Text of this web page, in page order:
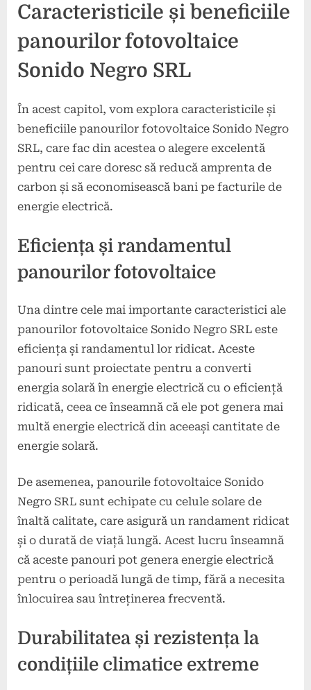
Caracteristicile și beneficiile
panourilor fotovoltaice
Sonido Negro SRL
În acest capitol, vom explora caracteristicile și
beneficiile panourilor fotovoltaice Sonido Negro
SRL, care fac din acestea o alegere excelentă
pentru cei care doresc să reducă amprenta de
carbon și să economisească bani pe facturile de
energie electrică.
Eficiența și randamentul
panourilor fotovoltaice
Una dintre cele mai importante caracteristici ale
panourilor fotovoltaice Sonido Negro SRL este
eficiența și randamentul lor ridicat. Aceste
panouri sunt proiectate pentru a converti
energia solară în energie electrică cu o eficiență
ridicată, ceea ce înseamnă că ele pot genera mai
multă energie electrică din aceeași cantitate de
energie solară.
De asemenea, panourile fotovoltaice Sonido
Negro SRL sunt echipate cu celule solare de
înaltă calitate, care asigură un randament ridicat
și o durată de viață lungă. Acest lucru înseamnă
că aceste panouri pot genera energie electrică
pentru o perioadă lungă de timp, fără a necesita
înlocuirea sau întreținerea frecventă.
Durabilitatea și rezistența la
condițiile climatice extreme